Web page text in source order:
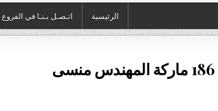
اتـصـل بـنـا في الرئيسية